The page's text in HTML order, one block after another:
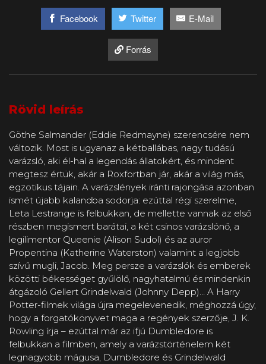
Facebook Twitter E-Mail
Forrás
Rövid leírás
Göthe Salmander (Eddie Redmayne) szerencsére nem
változik. Most is ugyanaz a kétballábas, nagy tudású
varázsló, aki él-hal a legendás állatokért, és mindent
megtesz értük, akár a Roxfortban jár, akár a világ más,
egzotikus tájain. A varázslények iránti rajongása azonban
ismét újabb kalandba sodorja: ezúttal régi szerelme,
Leta Lestrange is felbukkan, de mellette vannak az első
részben megismert barátai, a két csinos varázslónő, a
legilimentor Queenie (Alison Sudol) és az auror
Propentina (Katherine Waterston) valamint a legjobb
szívű mugli, Jacob. Meg persze a varázslók és emberek
közötti békességet gyűlölő, nagyhatalmú és mindenkin
átgázoló Gellert Grindelwald (Johnny Depp)… A Harry
Potter-filmek világa újra megelevenedik, méghozzá úgy,
hogy a forgatókönyvet maga a regények szerzője, J. K.
Rowling írja – ezúttal már az ifjú Dumbledore is
felbukkan a filmben, amely a varázstörténelem két
legnagyobb mágusa, Dumbledore és Grindelwald